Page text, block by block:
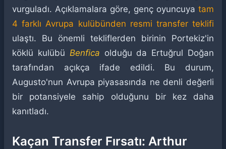
vurguladı. Açıklamalara göre, genç oyuncuya tam
4 farklı Avrupa kulübünden resmi transfer teklifi
ulaştı. Bu önemli tekliflerden birinin Portekiz'in
köklü kulübü Benfica olduğu da Ertuğrul Doğan
tarafından açıkça ifade edildi. Bu durum,
Augusto'nun Avrupa piyasasında ne denli değerli
bir potansiyele sahip olduğunu bir kez daha
kanıtladı.
Kaçan Transfer Fırsatı: Arthur